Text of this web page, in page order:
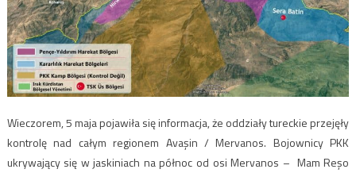
Wieczorem, 5 maja pojawiła się informacja, że oddziały tureckie przejęły
kontrolę nad całym regionem Avaşin / Mervanos. Bojownicy PKK
ukrywający się w jaskiniach na północ od osi Mervanos – Mam Reşo